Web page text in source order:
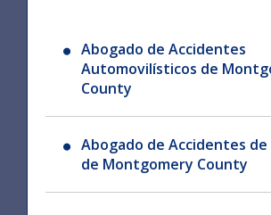
Abogado de Accidentes
Automovilísticos de
County
Abogado de Accidentes de
de Montgomery County